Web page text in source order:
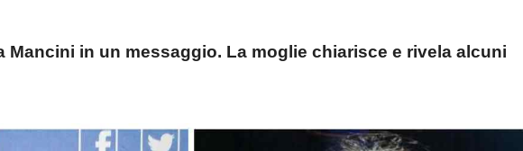
Mancini in un messaggio. La moglie chiarisce e rivela alcuni